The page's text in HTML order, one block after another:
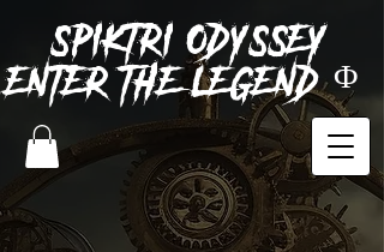
SPIKTRIODYSSEY
ENTER THE LEGEND Φ